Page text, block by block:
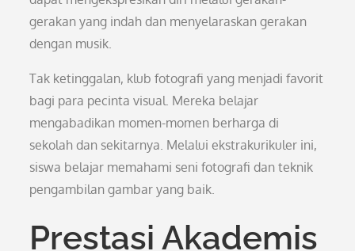
gerakan yang indah dan menyelaraskan gerakan
dengan musik.
Tak ketinggalan, klub fotografi yang menjadi favorit
bagi para pecinta visual. Mereka belajar
mengabadikan momen-momen berharga di
sekolah dan sekitarnya. Melalui ekstrakurikuler ini,
siswa belajar memahami seni fotografi dan teknik
pengambilan gambar yang baik.
Prestasi Akademis